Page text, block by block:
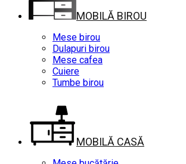
MOBILĂ BIROU
Mese birou
Dulapuri birou
Mese cafea
Cuiere
Tumbe birou
MOBILĂ CASĂ